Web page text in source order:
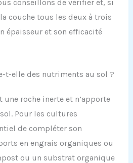
conseillons de vérifier et, si
couche tous les deux à trois
épaisseur et son efficacité
t-elle des nutriments au sol ?
une roche inerte et n’apporte
Pour les cultures
de compléter son
en engrais organiques ou
ou un substrat organique